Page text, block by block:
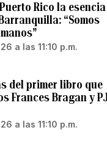
Rico la esencia
“Somos
a las 11:10 p.m.
del primer libro que
Frances Bragan y
a las 11:10 p.m.